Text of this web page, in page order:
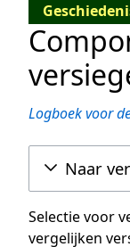
Logboek voor
Naar
Selectie voor
vergelijken